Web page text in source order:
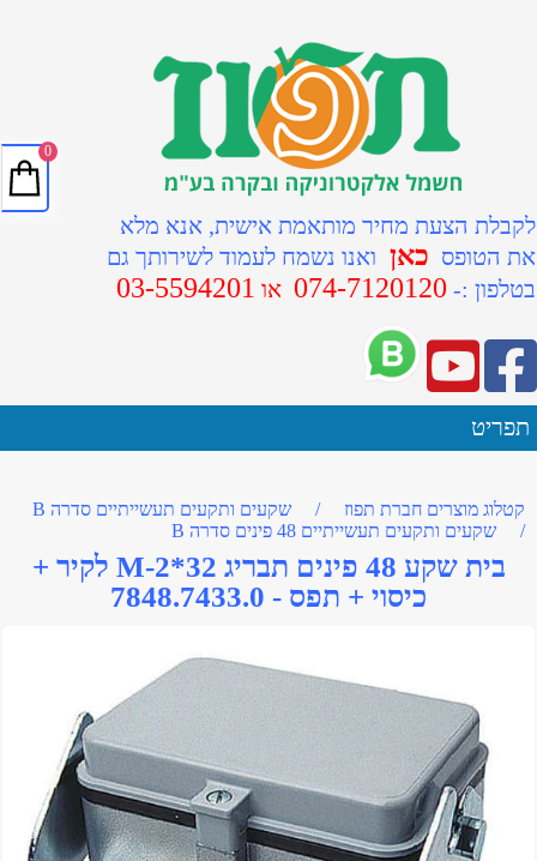
לקבלת הצעת מחיר מותאמת אישית, אנא מלא
את הטופס כאן ואנו נשמח לעמוד לשירותך גם
בטלפון :- 074-7120120 או 03-5594201
תפריט
קטלוג מוצרים חברת תפוז /
שקעים ותקעים תעשייתיים סדרה B
/
שקעים ותקעים תעשייתיים 48 פינים סדרה B
בית שקע 48 פינים תבריג M-2*32 לקיר +
כיסוי + תפס - 7848.7433.0
0